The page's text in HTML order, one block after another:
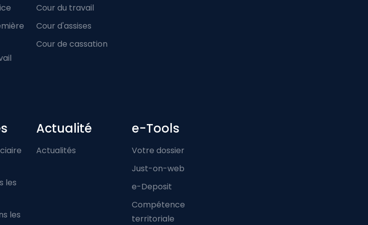
Cour du travail
Cour d'assises
Cour de cassation
les
les
Actualité
Actualités
e-Tools
Votre dossier
Just-on-web
e-Deposit
Compétence
territoriale